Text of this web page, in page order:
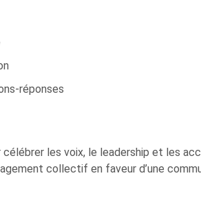
réponses
célébrer les voix, le leadership et les
collectif en faveur d’une